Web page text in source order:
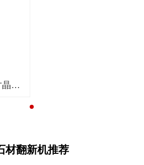
KVG-20E伽华20寸晶面机（保养专用）
材翻新机推荐